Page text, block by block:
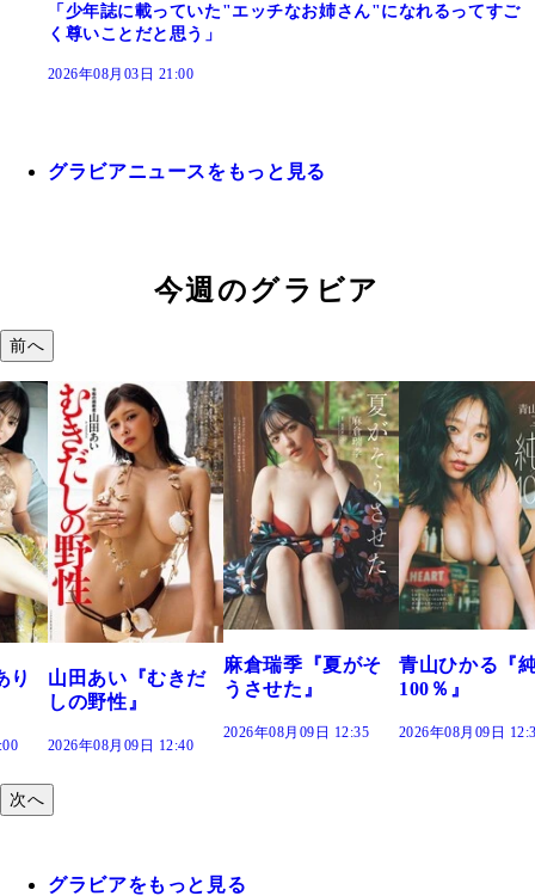
「少年誌に載っていた"エッチなお姉さん"になれるってすご
く尊いことだと思う」
2026年08月03日 21:00
グラビアニュースをもっと見る
今週のグラビア
前へ
きだ
麻倉瑞季『夏がそ
うさせた』
青山ひかる『純度
100％』
2026年08月09日 12:30
溝端 葵『も
つの、あお
で。』
2026年08月09日
次へ
グラビアをもっと見る